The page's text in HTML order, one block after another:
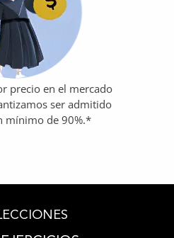
precio en el mercado
ser admitido
mínimo de 90%.*